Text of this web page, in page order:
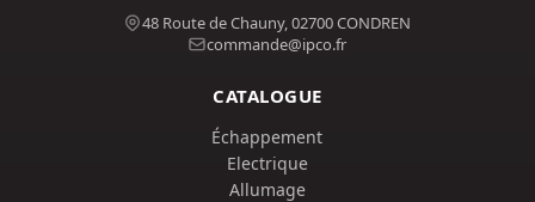
48 Route de Chauny, 02700 CONDREN
commande@ipco.fr
CATALOGUE
Échappement
Electrique
Allumage